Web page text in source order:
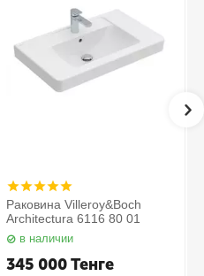
Раковина Villeroy&Boch
Architectura 6116 80 01
в наличии
345 000Тенге